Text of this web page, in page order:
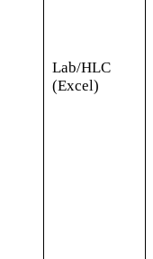
Lab/HLC
(Excel)